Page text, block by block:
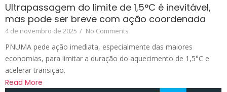
Ultrapassagem do limite de 1,5°C é inevitável,
mas pode ser breve com ação coordenada
4 de novembro de 2025 / No Comments
PNUMA pede ação imediata, especialmente das maiores
economias, para limitar a duração do aquecimento de 1,5°C e
acelerar transição.
Read More